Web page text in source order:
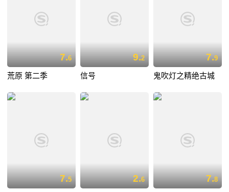
7.6
荒原 第二季
9.2
信号
7.9
鬼吹灯之精绝古城
7.5 2.6 7.8